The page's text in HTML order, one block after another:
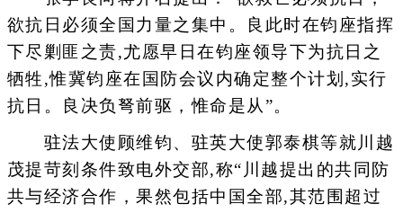
欲抗日必须全国力量之集中。良此时在钧座指挥
下尽剿匪之责,尤愿早日在钧座领导下为抗日之
牺牲,惟冀钧座在国防会议内确定整个计划,实行
抗日。良决负弩前驱，惟命是从”。
驻法大使顾维钧、驻英大使郭泰棋等就川越
茂提苛刻条件致电外交部,称“川越提出的共同防
共与经济合作，果然包括中国全部,其范围超过